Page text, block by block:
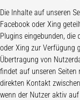
Die Inhalte auf unseren
Facebook oder Xing
Plugins eingebunden, die
oder Xing zur Verfügung
Übertragung von
findet auf unseren Seiten
direkten Kontakt
wenn der Nutzer aktiv